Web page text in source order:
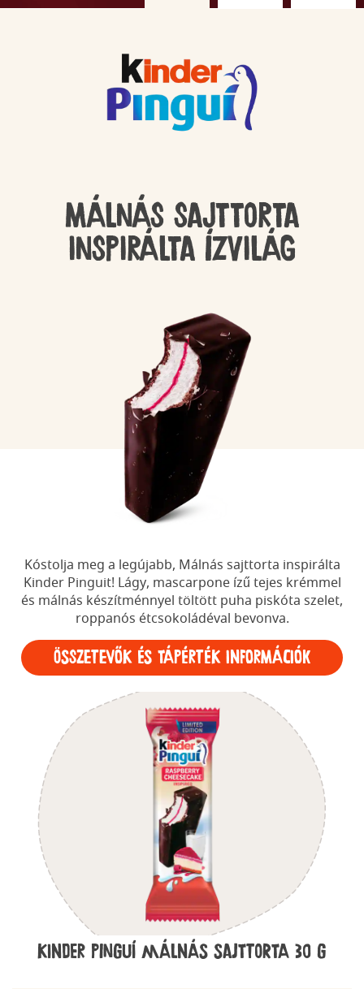
Málnás sajttorta
inspirálta ízvilág
Kóstolja meg a legújabb, Málnás sajttorta inspirálta
Kinder Pinguit! Lágy, mascarpone ízű tejes krémmel
és málnás készítménnyel töltött puha piskóta szelet,
roppanós étcsokoládéval bevonva.
Összetevők és tápérték információk
KINDER PINGUÍ málnás sajttorta 30 G